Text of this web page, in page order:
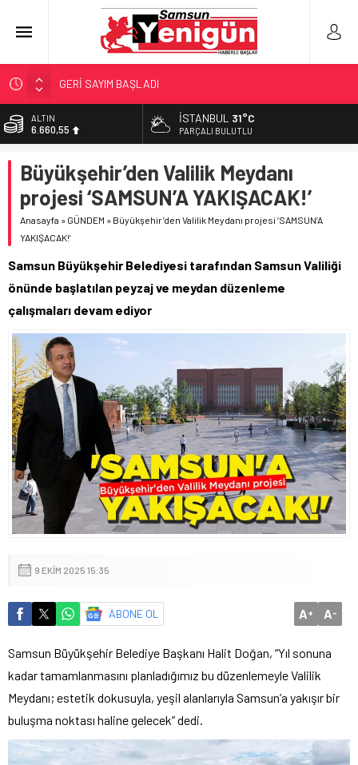
GERİ SAYIM BAŞLADI
SAMSUNSPOR’DA HEDEF 5’İNCİLİK!
‘BAFRA’YA YATIRIM YAPIN!’
YÖNETİCİ SEÇERKEN YAPILAN EN BÜYÜK HATALAR
ALTIN
6.660,55
13.779,39
DOLAR
47,7111
EURO
İSTANBUL 31°C
PARÇALI BULUTLU
Büyükşehir’den Valilik Meydanı
projesi ‘SAMSUN’A YAKIŞACAK!’
Anasayfa » GÜNDEM » Büyükşehir’den Valilik Meydanı projesi ‘SAMSUN’A
YAKIŞACAK!’
Samsun Büyükşehir Belediyesi tarafından Samsun Valiliği
önünde başlatılan peyzaj ve meydan düzenleme
çalışmaları devam ediyor
9 EKIM 2025 15:35
ABONE OL A+ A-
Samsun Büyükşehir Belediye Başkanı Halit Doğan, “Yıl sonuna
kadar tamamlanmasını planladığımız bu düzenlemeyle Valilik
Meydanı; estetik dokusuyla, yeşil alanlarıyla Samsun’a yakışır bir
buluşma noktası haline gelecek” dedi.